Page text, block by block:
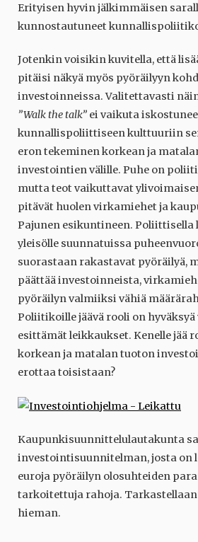
Erityisen hyvin jälkimmäisen
kunnostautuneet
Jotenkin voisikin kuvitella, että
pitäisi näkyä myös pyöräilyyn
investoinneissa. Valitettavasti
”Walk the talk” ei vaikuta
kunnallispoliittiseen kulttuuriin
eron tekeminen korkean ja
investointien välille. Puhe on
mutta teot vaikuttavat
pitävät huolen virkamiehet ja
Pajunen esikuntineen.
yleisölle suunnatuissa
suorastaan rakastavat pyöräilyä,
päättää investoinneista,
pyöräilyn valmiiksi vähiä
Poliitikoille jäävä rooli on
esittämät leikkaukset. Kenelle jää
korkean ja matalan tuoton
erottaa toisistaan?
Kaupunkisuunnittelulautakunta
investointisuunnitelman, josta on
euroja pyöräilyn olosuhteiden
tarkoitettuja rahoja.
hieman.